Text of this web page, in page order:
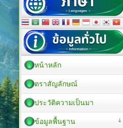
หน้าหลัก
ตราสัญลักษณ์
ประวัติความเป็นมา
ข้อมูลพื้นฐาน